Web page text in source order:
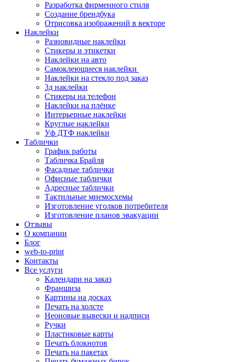
Разработка фирменного стиля
Создание брендбука
Отрисовка изображений в векторе
Наклейки
Разновидные наклейки
Стикеры и этикетки
Наклейки на авто
Самоклеющиеся наклейки
Наклейки на стекло под заказ
3д наклейки
Cтикеры на телефон
Наклейки на плёнке
Интерьерные наклейки
Круглые наклейки
Уф ДТФ наклейки
Таблички
График работы
Табличка Брайля
Фасадные таблички
Офисные таблички
Адресные таблички
Тактильные мнемосхемы
Изготовление уголков потребителя
Изготовление планов эвакуации
Отзывы
О компании
Блог
web-to-print
Контакты
Все услуги
Календари на заказ
Франшиза
Картины на досках
Печать на холсте
Неоновые вывески и надписи
Ручки
Пластиковые карты
Печать блокнотов
Печать на пакетах